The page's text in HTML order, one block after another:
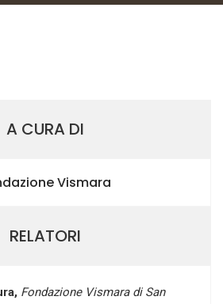
A CURA DI
Vismara
RELATORI
Fondazione Vismara di San